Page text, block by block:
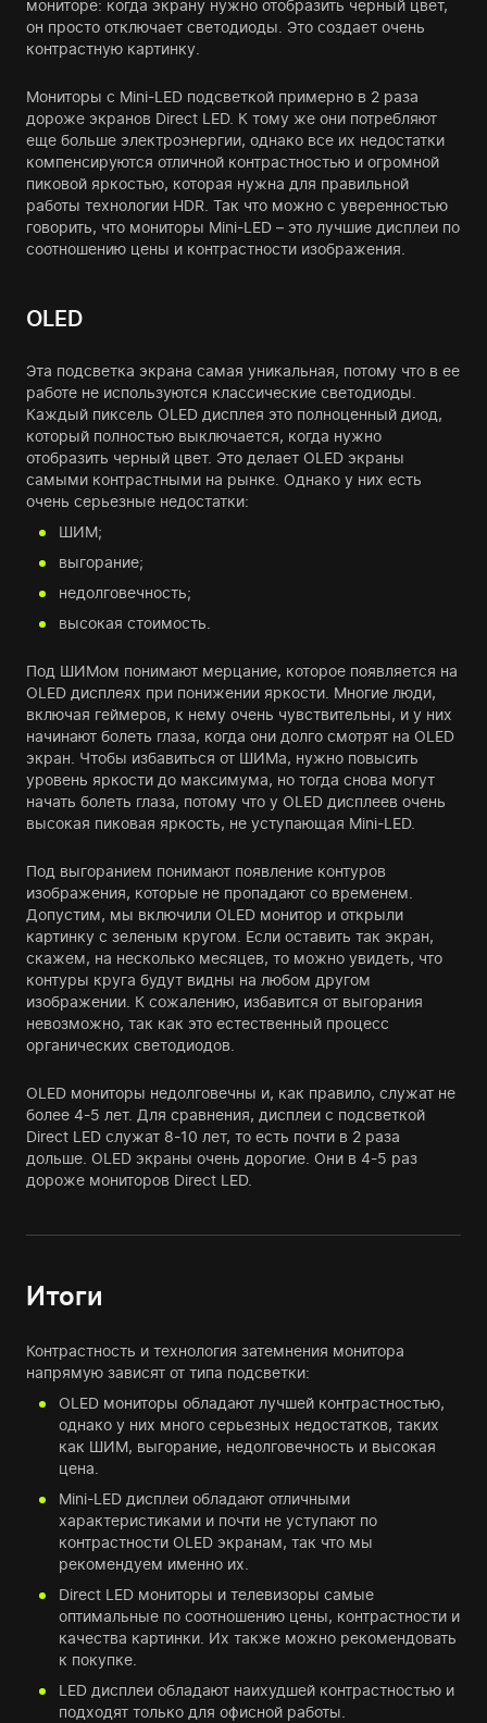
мониторе: когда экрану нужно отобразить черный цвет,
он просто отключает светодиоды. Это создает очень
контрастную картинку.
Мониторы с Mini-LED подсветкой примерно в 2 раза
дороже экранов Direct LED. К тому же они потребляют
еще больше электроэнергии, однако все их недостатки
компенсируются отличной контрастностью и огромной
пиковой яркостью, которая нужна для правильной
работы технологии HDR. Так что можно с уверенностью
говорить, что мониторы Mini-LED – это лучшие дисплеи по
соотношению цены и контрастности изображения.
OLED
Эта подсветка экрана самая уникальная, потому что в ее
работе не используются классические светодиоды.
Каждый пиксель OLED дисплея это полноценный диод,
который полностью выключается, когда нужно
отобразить черный цвет. Это делает OLED экраны
самыми контрастными на рынке. Однако у них есть
очень серьезные недостатки:
ШИМ;
выгорание;
недолговечность;
высокая стоимость.
Под ШИМом понимают мерцание, которое появляется на
OLED дисплеях при понижении яркости. Многие люди,
включая геймеров, к нему очень чувствительны, и у них
начинают болеть глаза, когда они долго смотрят на OLED
экран. Чтобы избавиться от ШИМа, нужно повысить
уровень яркости до максимума, но тогда снова могут
начать болеть глаза, потому что у OLED дисплеев очень
высокая пиковая яркость, не уступающая Mini-LED.
Под выгоранием понимают появление контуров
изображения, которые не пропадают со временем.
Допустим, мы включили OLED монитор и открыли
картинку с зеленым кругом. Если оставить так экран,
скажем, на несколько месяцев, то можно увидеть, что
контуры круга будут видны на любом другом
изображении. К сожалению, избавится от выгорания
невозможно, так как это естественный процесс
органических светодиодов.
OLED мониторы недолговечны и, как правило, служат не
более 4-5 лет. Для сравнения, дисплеи с подсветкой
Direct LED служат 8-10 лет, то есть почти в 2 раза
дольше. OLED экраны очень дорогие. Они в 4-5 раз
дороже мониторов Direct LED.
Итоги
Контрастность и технология затемнения монитора
напрямую зависят от типа подсветки:
OLED мониторы обладают лучшей контрастностью,
однако у них много серьезных недостатков, таких
как ШИМ, выгорание, недолговечность и высокая
цена.
Mini-LED дисплеи обладают отличными
характеристиками и почти не уступают по
контрастности OLED экранам, так что мы
рекомендуем именно их.
Direct LED мониторы и телевизоры самые
оптимальные по соотношению цены, контрастности и
качества картинки. Их также можно рекомендовать
к покупке.
LED дисплеи обладают наихудшей контрастностью и
подходят только для офисной работы.